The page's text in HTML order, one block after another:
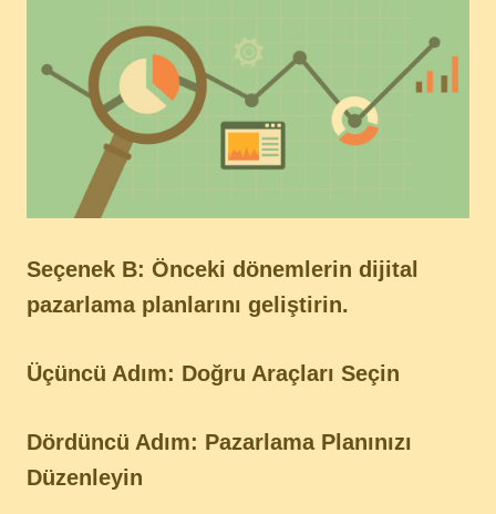
Seçenek B: Önceki dönemlerin dijital
pazarlama planlarını geliştirin.
Üçüncü Adım: Doğru Araçları Seçin
Dördüncü Adım: Pazarlama Planınızı
Düzenleyin